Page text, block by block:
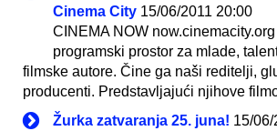
Cinema City 15/06/2011 20:00
CINEMA NOW
programski prostor za mlade,
filmske autore. Čine ga naši reditelji,
producenti. Predstavljajući njihove
Žurka zatvaranja 25. juna! 15/06/